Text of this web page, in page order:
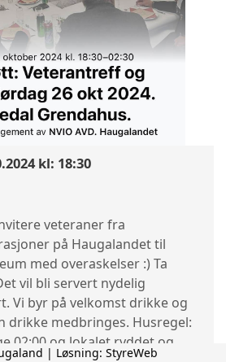
kl: 18:30
veteraner fra
på Haugalandet til
med overaskelser :) Ta
vil bli servert nydelig
Vi byr på velkomst drikke og
drikke medbringes. Husregel:
02:00 og lokalet ryddet og
| Løsning: StyreWeb